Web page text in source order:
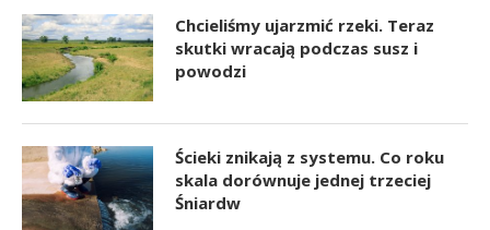
Chcieliśmy ujarzmić rzeki. Teraz
skutki wracają podczas susz i
powodzi
Ścieki znikają z systemu. Co roku
skala dorównuje jednej trzeciej
Śniardw